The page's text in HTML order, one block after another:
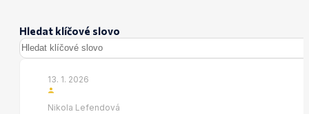
Hledat klíčové slovo
13. 1. 2026
Nikola Lefendová